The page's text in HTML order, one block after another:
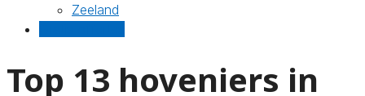
Zeeland
Top 13 hoveniers in